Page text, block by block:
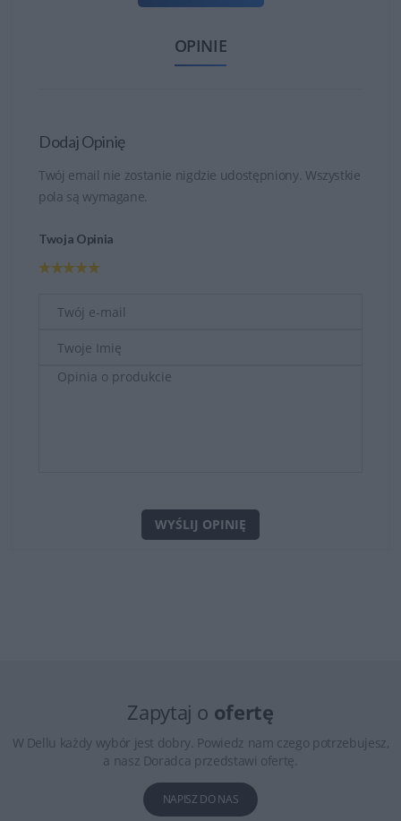
OPINIE
Dodaj Opinię
Twój email nie zostanie nigdzie udostępniony. Wszystkie
pola są wymagane.
Twoja Opinia
WYŚLIJ OPINIĘ
Zapytaj o ofertę
W Dellu każdy wybór jest dobry. Powiedz nam czego potrzebujesz,
a nasz Doradca przedstawi ofertę.
NAPISZ DO NAS